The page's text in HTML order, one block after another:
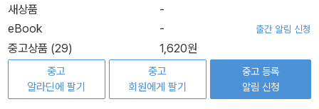
새상품
-
eBook
- 출간 알림 신청
중고상품 (29) 1,620원
중고
알라딘에 팔기
중고
회원에게 팔기
중고 등록
알림 신청